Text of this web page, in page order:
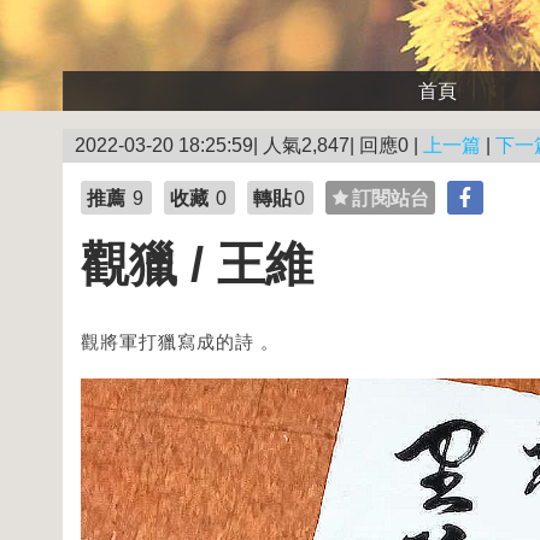
首頁
2022-03-20 18:25:59| 人氣2,847| 回應0 | 上一篇 下一
推薦 9 收藏 0 轉貼0 訂閱站台
觀獵 / 王維
觀將軍打獵寫成的詩 。